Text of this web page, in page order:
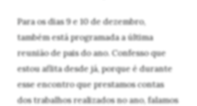
Para os dias 9 e 10 de dezembro,
também está programada a última
reunião de pais do ano. Confesso que
estou aflita desde já, porque é durante
esse encontro que prestamos contas
dos trabalhos realizados no ano, falamos